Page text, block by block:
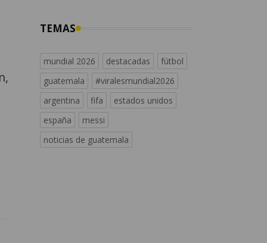
TEMAS
mundial 2026 destacadas
fútbol
guatemala
#viralesmundial2026
argentina
fifa
estados unidos
españa
messi
noticias de guatemala